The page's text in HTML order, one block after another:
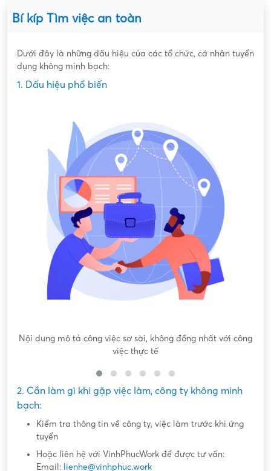
Bí kíp Tìm việc an toàn
Dưới đây là những dấu hiệu của các tổ chức, cá nhân tuyển
dụng không minh bạch:
1. Dấu hiệu phổ biến
Nội dung mô tả công việc sơ sài, không đồng nhất với công
việc thực tế
2. Cần làm gì khi gặp việc làm, công ty không minh
bạch:
Kiểm tra thông tin về công ty, việc làm trước khi ứng
tuyển
Hoặc liên hệ với VinhPhucWork để được tư vấn:
Email: lienhe@vinhphuc.work